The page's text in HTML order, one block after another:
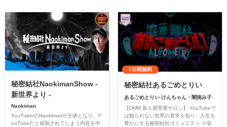
秘密結社NaokimanShow -
新世界より -
Naokiman
YouTuberのNaokimanが主体となり、Y
ouTubeだと規制されてしまう内容を中
7日間無料
秘密結社あるごめとりい
あるごめとりい けんちゃん・闇病み子
【DMM 新人賞受賞サロン】 YouTubeで
は観られない世界の真実を知り、人生を
豊かにする秘密結社コミュニティ ※収